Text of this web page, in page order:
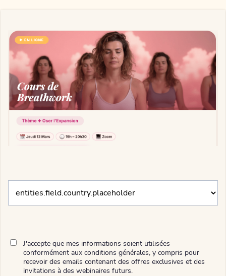
J'accepte que mes informations soient utilisées
conformément aux conditions générales, y compris pour
recevoir des emails contenant des offres exclusives et des
invitations à des webinaires futurs.